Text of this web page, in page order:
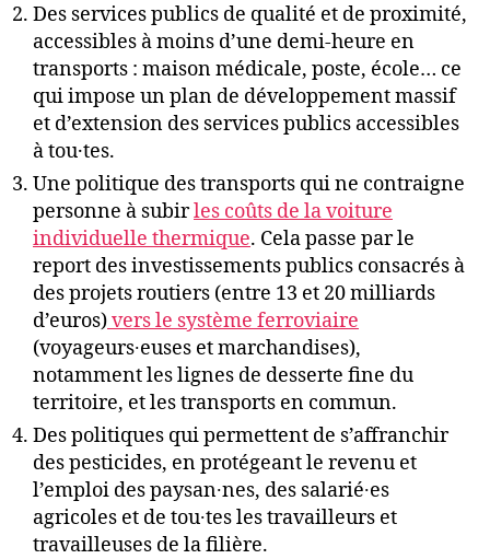
Des services publics de qualité et de proximité,
accessibles à moins d’une demi-heure en
transports : maison médicale, poste, école… ce
qui impose un plan de développement massif
et d’extension des services publics accessibles
à tou·tes.
Une politique des transports qui ne contraigne
personne à subirles coûts de la voiture
individuelle thermique. Cela passe par le
report des investissements publics consacrés à
des projets routiers (entre 13 et 20 milliards
d’euros)vers le système ferroviaire
(voyageurs∙euses et marchandises),
notamment les lignes de desserte fine du
territoire, et les transports en commun.
Des politiques qui permettent de s’affranchir
des pesticides, en protégeant le revenu et
l’emploi des paysan∙nes, des salarié∙es
agricoles et de tou∙tes les travailleurs et
travailleuses de la filière.